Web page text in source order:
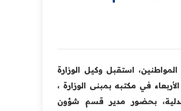
استقبل وكيل الوزارة
في مكتبه بمبنى الوزارة ،
بحضور مدير قسم شؤون